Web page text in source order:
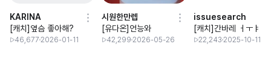
ΚARINA
[캐치]옆슴 좋아해?
46,677 2026-01-11
시원한만렙
[유다온]언능와
42,299 2026-05-26
issuesearch
[캐치]간바레 ㅓㅜㅑ
22,243 2025-10-11